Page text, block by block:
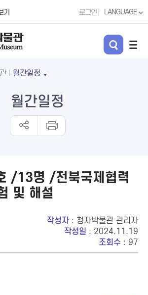
기 로그인 LANGUAGE
월간일정
월간일정
/13명 /전북국제협력
및 해설
작성자: 청자박물관 관리자
작성일 : 2024.11.19
조회수 : 97